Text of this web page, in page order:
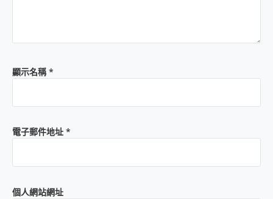
顯示名稱*
電子郵件地址 *
個人網站網址